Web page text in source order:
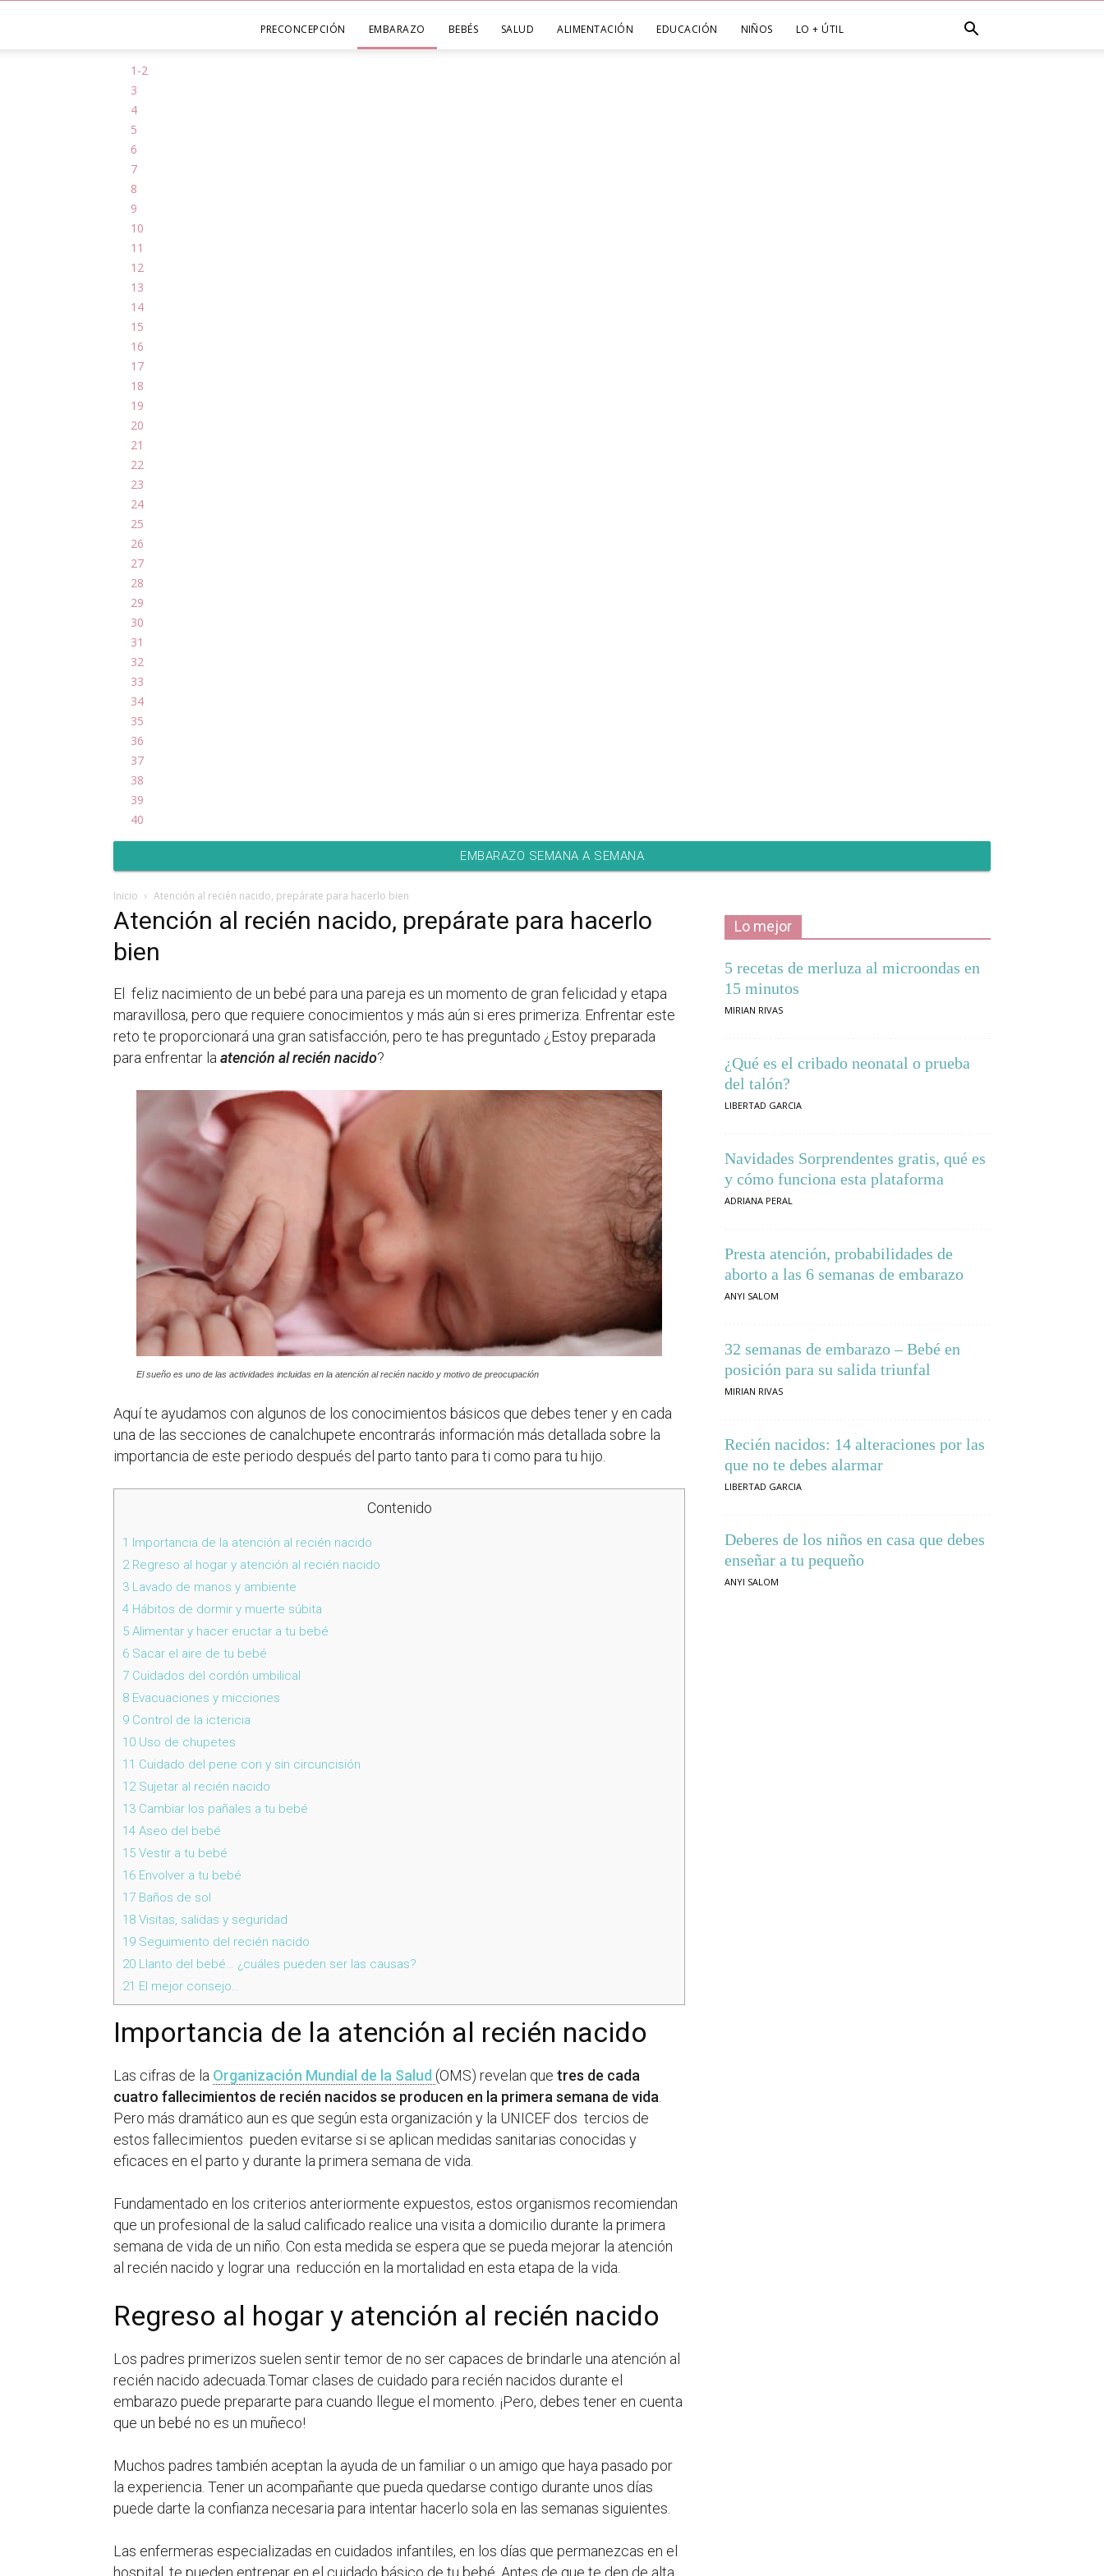
PRECONCEPCIÓN EMBARAZO BEBÉS SALUD ALIMENTACIÓN EDUCACIÓN NIÑOS LO + ÚTIL
1-2
3
4
5
6
7
8
9
10
11
12
13
14
15
16
17
18
19
20
21
22
23
24
25
26
27
28
29
30
31
32
33
34
35
36
37
38
39
40
EMBARAZO SEMANA A SEMANA
Inicio Atención al recién nacido, prepárate para hacerlo bien
Atención al recién nacido, prepárate para hacerlo
bien
El feliz nacimiento de un bebé para una pareja es un momento de gran felicidad y etapa
maravillosa, pero que requiere conocimientos y más aún si eres primeriza. Enfrentar este
reto te proporcionará una gran satisfacción, pero te has preguntado ¿Estoy preparada
para enfrentar la atención al recién nacido?
El sueño es uno de las actividades incluidas en la atención al recién nacido y motivo de preocupación
Aquí te ayudamos con algunos de los conocimientos básicos que debes tener y en cada
una de las secciones de canalchupete encontrarás información más detallada sobre la
importancia de este periodo después del parto tanto para ti como para tu hijo.
Contenido
1 Importancia de la atención al recién nacido
2Regreso al hogar y atención al recién nacido
3 Lavado de manos y ambiente
4 Hábitos de dormir y muerte súbita
5 Alimentar y hacer eructar a tu bebé
6 Sacar el aire de tu bebé
7 Cuidados del cordón umbilical
8 Evacuaciones y micciones
9 Control de la ictericia
10 Uso de chupetes
11 Cuidado del pene con y sin circuncisión
12Sujetar al recién nacido
13 Cambiar los pañales a tu bebé
14 Aseo del bebé
15 Vestir a tu bebé
16 Envolver a tu bebé
17 Baños de sol
18 Visitas, salidas y seguridad
19 Seguimiento del recién nacido
20 Llanto del bebé… ¿cuáles pueden ser las causas?
21 El mejor consejo…
Importancia de la atención al recién nacido
Las cifras de la Organización Mundial de la Salud (OMS) revelan que tres de cada
cuatro fallecimientos de recién nacidos se producen en la primera semana de vida
Pero más dramático aun es que según esta organización y la UNICEF dos tercios de
estos fallecimientos pueden evitarse si se aplican medidas sanitarias conocidas y
eficaces en el parto y durante la primera semana de vida.
Fundamentado en los criterios anteriormente expuestos, estos organismos recomiendan
que un profesional de la salud calificado realice una visita a domicilio durante la primera
semana de vida de un niño. Con esta medida se espera que se pueda mejorar la atención
al recién nacido y lograr una reducción en la mortalidad en esta etapa de la vida.
Regreso al hogar y atención al recién nacido
Los padres primerizos suelen sentir temor de no ser capaces de brindarle una atención al
recién nacido adecuada.Tomar clases de cuidado para recién nacidos durante el
embarazo puede prepararte para cuando llegue el momento. ¡Pero, debes tener en cuenta
que un bebé no es un muñeco!
Muchos padres también aceptan la ayuda de un familiar o un amigo que haya pasado por
la experiencia. Tener un acompañante que pueda quedarse contigo durante unos días
puede darte la confianza necesaria para intentar hacerlo sola en las semanas siguientes.
Las enfermeras especializadas en cuidados infantiles, en los días que permanezcas en el
hospital, te pueden entrenar en el cuidado básico de tu bebé. Antes de que te den de alta,
Lo mejor
5 recetas de merluza al microondas en
15 minutos
MIRIAN RIVAS
¿Qué es el cribado neonatal o prueba
del talón?
LIBERTAD GARCIA
Navidades Sorprendentes gratis, qué es
y cómo funciona esta plataforma
ADRIANA PERAL
Presta atención, probabilidades de
aborto a las 6 semanas de embarazo
ANYI SALOM
32 semanas de embarazo – Bebé en
posición para su salida triunfal
MIRIAN RIVAS
Recién nacidos: 14 alteraciones por las
que no te debes alarmar
LIBERTAD GARCIA
Deberes de los niños en casa que debes
enseñar a tu pequeño
ANYI SALOM